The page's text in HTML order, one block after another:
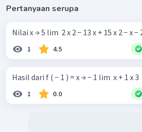
Pertanyaan serupa
Nilai x → 5 lim ​ 2 x 2 − 13 x + 15 x 2 − x −
1 4.5
Hasil dari f ( − 1 ) = x → − 1 lim ​ x + 1 x 3
1 0.0